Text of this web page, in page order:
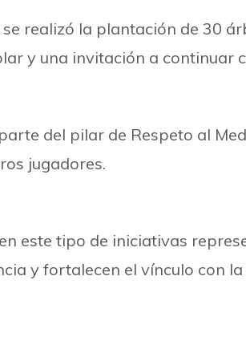
realizó la plantación de 30
y una invitación a continuar
del pilar de Respeto al
jugadores.
este tipo de iniciativas
y fortalecen el vínculo con